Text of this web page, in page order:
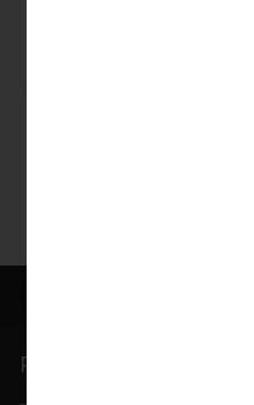
Persönlich für Sie da